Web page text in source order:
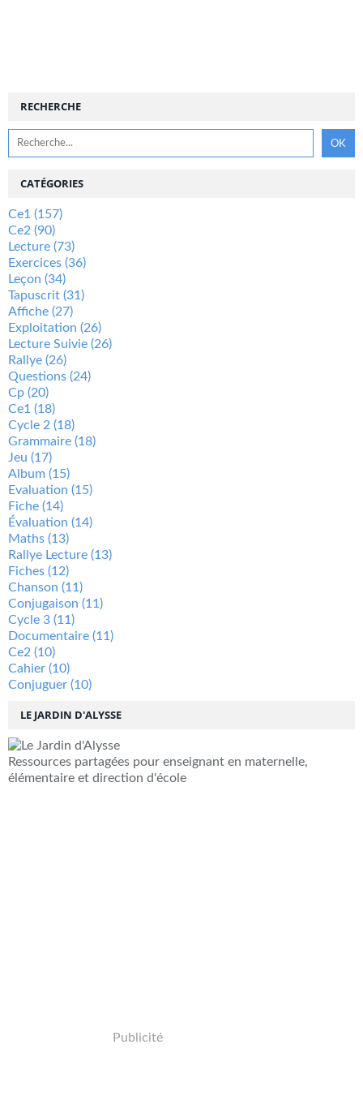
RECHERCHE
LE JARDIN D'ALYSSE
Ressources partagées pour enseignant en maternelle,
élémentaire et direction d'école
Publicité
CATÉGORIES
Ce1 (157)
Ce2 (90)
Lecture (73)
Exercices (36)
Leçon (34)
Tapuscrit (31)
Affiche (27)
Exploitation (26)
Lecture Suivie (26)
Rallye (26)
Questions (24)
Cp (20)
Ce1 (18)
Cycle 2 (18)
Grammaire (18)
Jeu (17)
Album (15)
Evaluation (15)
Fiche (14)
Évaluation (14)
Maths (13)
Rallye Lecture (13)
Fiches (12)
Chanson (11)
Conjugaison (11)
Cycle 3 (11)
Documentaire (11)
Ce2 (10)
Cahier (10)
Conjuguer (10)